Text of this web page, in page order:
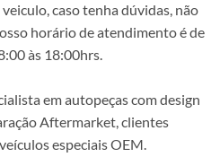
caso tenha dúvidas, não
horário de atendimento é de
às 18:00hrs.
em autopeças com design
Aftermarket, clientes
especiais OEM.